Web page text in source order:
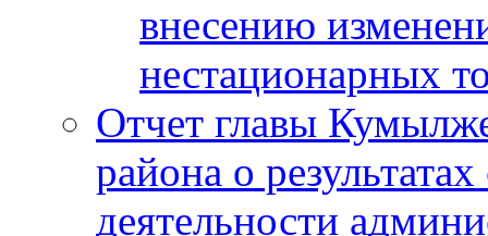
внесению
нестационарных
Отчет главы
района о
деятельности